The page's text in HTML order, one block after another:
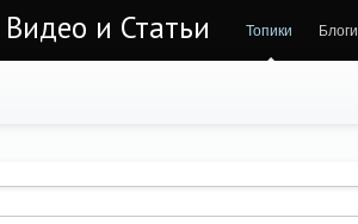
и Статьи Топики Блоги